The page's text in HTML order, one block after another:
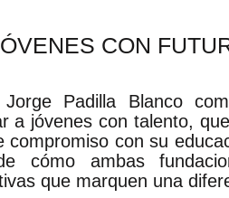
CON
Padilla Blanco
a jóvenes con talento,
compromiso con su
cómo ambas
que marquen una